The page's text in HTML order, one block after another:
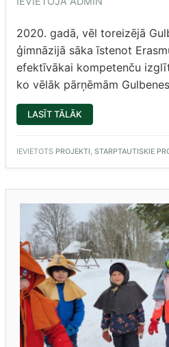
2020. gadā, vēl toreizējā
ģimnāzijā sāka īstenot
efektīvākai kompetenču
ko vēlāk pārņēmām
LASĪT TĀLĀK
TO
EDUCATION
MODEL”
IEVIETOTS PROJEKTI, STARPTAUTISKIE